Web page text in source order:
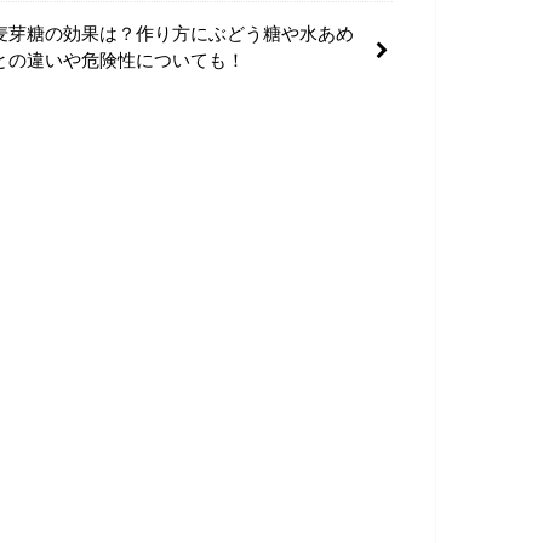
芽糖の効果は？作り方にぶどう糖や水あめ
の違いや危険性についても！